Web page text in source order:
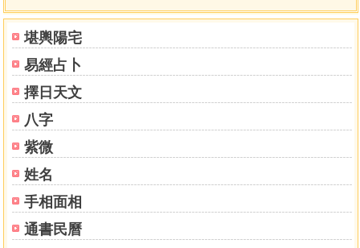
堪輿陽宅
易經占卜
擇日天文
八字
紫微
姓名
手相面相
通書民曆
著）、《密續部總建立廣釋》（克主傑著）、《大圓滿心性
休息》及《大圓滿心性休息三住三善導引菩提妙道》（龍青
巴著）、《寶性論》（彌勒著，無著釋）、《辨法法性論》
（彌勒造、世親釋）、《六中有自解脫導引》（事業洲巖
傳）、《決定寶燈》（不敗尊者造）、《吉祥金剛薩埵意成
就》（伏藏主洲巖傳）等，且據敦珠法王傳授註疏《大圓滿
禪定休息》。著作等身，其所說之如來藏思想，為前人所未
明說，故受國際學者重視。
近年發起組織「北美漢藏佛學研究協會」，得二十餘位
國際知名佛學家加入。2007年與「中國人民大學國學院」及
「中國藏學研究中心」合辦「漢藏佛學研究中心」主講佛學
課程，並應浙江大學、中山大學、南京大學之請，講如來藏
思想。